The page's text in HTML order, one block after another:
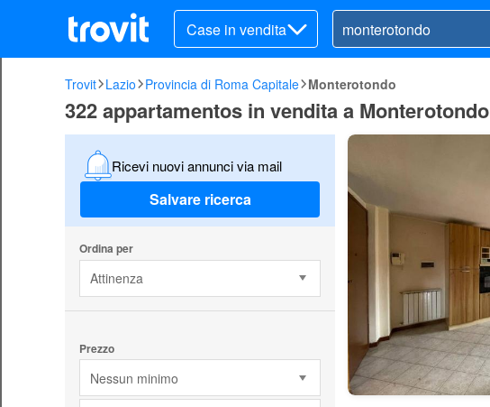
Case in vendita
Trovit Lazio Provincia di Roma Capitale Monterotondo
322 appartamentos in vendita a Monterotondo
Ricevi nuovi annunci via mail
Salvare ricerca
Ordina per
Attinenza
Prezzo
Nessun minimo